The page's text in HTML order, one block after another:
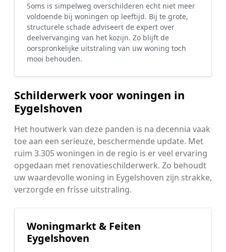
Soms is simpelweg overschilderen echt niet meer
voldoende bij woningen op leeftijd. Bij te grote,
structurele schade adviseert de expert over
deelvervanging van het kozijn. Zo blijft de
oorspronkelijke uitstraling van uw woning toch
mooi behouden.
Schilderwerk voor woningen in
Eygelshoven
Het houtwerk van deze panden is na decennia vaak
toe aan een serieuze, beschermende update. Met
ruim 3.305 woningen in de regio is er veel ervaring
opgedaan met renovatieschilderwerk. Zo behoudt
uw waardevolle woning in Eygelshoven zijn strakke,
verzorgde en frisse uitstraling.
Woningmarkt & Feiten
Eygelshoven